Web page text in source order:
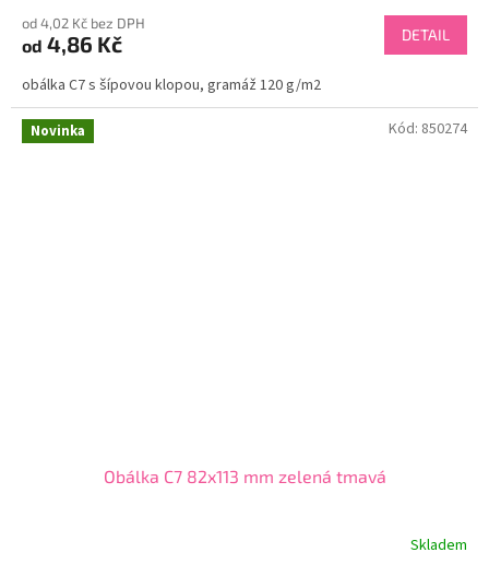
od 4,02 Kč bez DPH
od 4,86 Kč DETAIL
obálka C7 s šípovou klopou, gramáž 120 g/m2
Novinka
Obálka C7 82x113 mm zelená tmavá
Skladem
Kód: 850274